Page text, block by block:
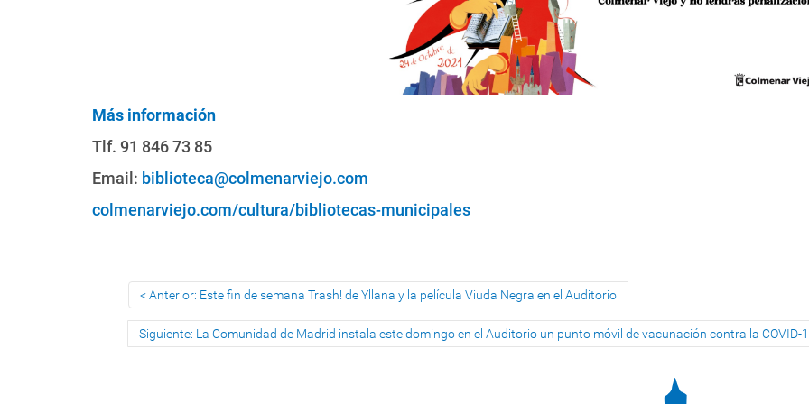
Más información
Tlf. 91 846 73 85
Email: biblioteca@colmenarviejo.com
colmenarviejo.com/cultura/bibliotecas-municipales
Anterior: Este fin de semana Trash! de Yllana y la película Viuda Negra en el Auditorio
Siguiente: La Comunidad de Madrid instala este domingo en el Auditorio un punto móvil de vacunación contra la COVID-